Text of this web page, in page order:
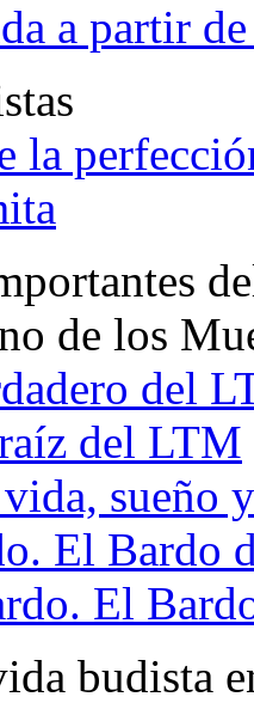
a partir de
la
de los
del
del LTM
sueño
El Bardo
El
budista